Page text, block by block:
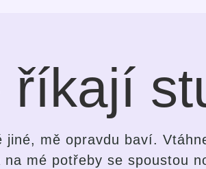
říkají
v přístupu průvodce i ve
Silvi je bystrá, jemná,